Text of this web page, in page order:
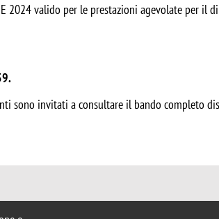
2024 valido per le prestazioni agevolate per
sono invitati a consultare il bando completo